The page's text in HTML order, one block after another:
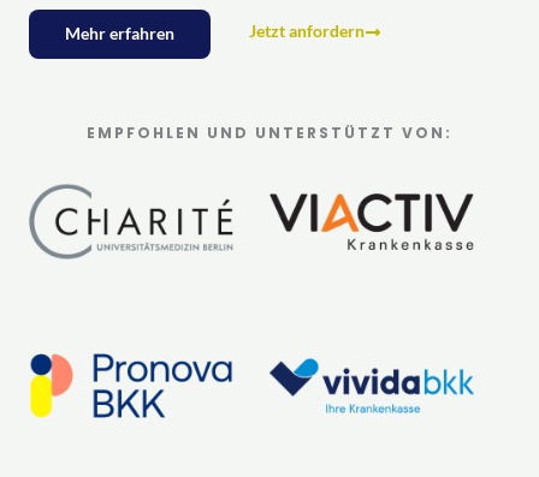
Mehr erfahren Jetzt anfordern
EMPFOHLEN UND UNTERSTÜTZT VON: